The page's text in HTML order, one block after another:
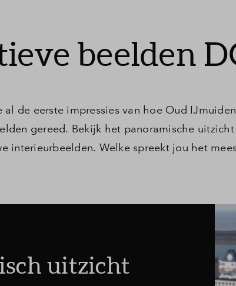
beelden
al de eerste impressies van hoe Oud
gereed. Bekijk het panoramische
interieurbeelden. Welke spreekt jou het
uitzicht